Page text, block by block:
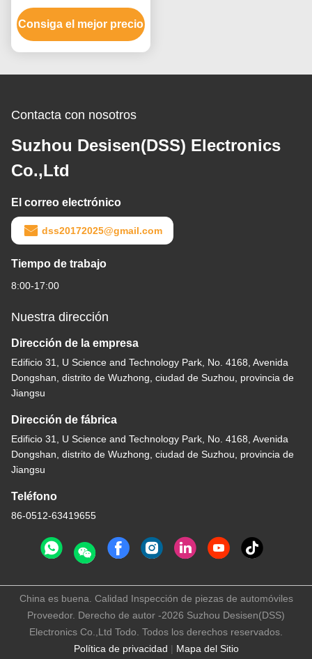
de dureza EHS-1X
Consiga el mejor precio
Contacta con nosotros
Suzhou Desisen(DSS) Electronics
Co.,Ltd
El correo electrónico
dss20172025@gmail.com
Tiempo de trabajo
8:00-17:00
Nuestra dirección
Dirección de la empresa
Edificio 31, U Science and Technology Park, No. 4168, Avenida
Dongshan, distrito de Wuzhong, ciudad de Suzhou, provincia de
Jiangsu
Dirección de fábrica
Edificio 31, U Science and Technology Park, No. 4168, Avenida
Dongshan, distrito de Wuzhong, ciudad de Suzhou, provincia de
Jiangsu
Teléfono
86-0512-63419655
Política de privacidad | Mapa del Sitio
China es buena. Calidad Inspección de piezas de automóviles
Proveedor. Derecho de autor -2026 Suzhou Desisen(DSS)
Electronics Co.,Ltd Todo. Todos los derechos reservados.